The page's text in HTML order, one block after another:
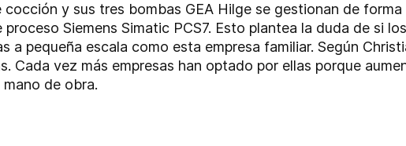
cocción y sus tres bombas GEA Hilge se gestionan de
Siemens Simatic PCS7. Esto plantea la duda de si
a pequeña escala como esta empresa familiar. Según
Cada vez más empresas han optado por ellas porque
de obra.